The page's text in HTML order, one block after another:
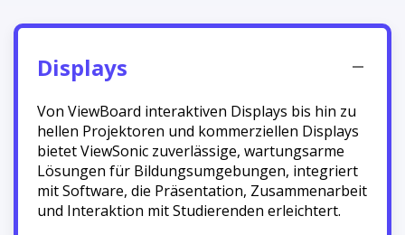
Displays
Von ViewBoard interaktiven Displays bis hin zu
hellen Projektoren und kommerziellen Displays
bietet ViewSonic zuverlässige, wartungsarme
Lösungen für Bildungsumgebungen, integriert
mit Software, die Präsentation, Zusammenarbeit
und Interaktion mit Studierenden erleichtert.